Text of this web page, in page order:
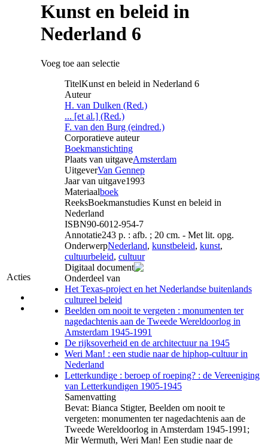
Acties
Kunst en beleid in
Nederland 6
Voeg toe aan selectie
TitelKunst en beleid in Nederland 6
Auteur
H. van Dulken (Red.)‎
... [et al.] (Red.)‎
F. van den Burg (eindred.)‎
Corporatieve auteur
Boekmanstichting
Plaats van uitgaveAmsterdam
UitgeverVan Gennep
Jaar van uitgave1993
Materiaalboek
ReeksBoekmanstudies Kunst en beleid in
Nederland
ISBN90-6012-954-7
Annotatie243 p. : afb. ; 20 cm. - Met lit. opg.
OnderwerpNederland, kunstbeleid, kunst,
cultuurbeleid, cultuur
Digitaal document
Onderdeel van
Het Texas-project en het Nederlandse buitenlands
cultureel beleid
Beelden om nooit te vergeten : monumenten ter
nagedachtenis aan de Tweede Wereldoorlog in
Amsterdam 1945-1991
De rijksoverheid en de architectuur na 1945
Weri Man! : een studie naar de hiphop-cultuur in
Nederland
Letterkundige : beroep of roeping? : de Vereeniging
van Letterkundigen 1905-1945
Samenvatting
Bevat: Bianca Stigter, Beelden om nooit te
vergeten: monumenten ter nagedachtenis aan de
Tweede Wereldoorlog in Amsterdam 1945-1991;
Mir Wermuth, Weri Man! Een studie naar de